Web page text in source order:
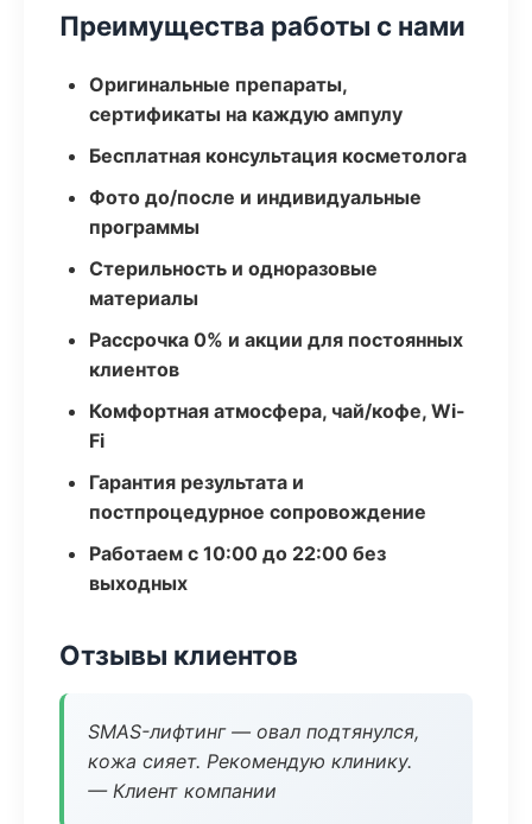
Преимущества работы с нами
Оригинальные препараты,
сертификаты на каждую ампулу
Бесплатная консультация косметолога
Фото до/после и индивидуальные
программы
Стерильность и одноразовые
материалы
Рассрочка 0% и акции для постоянных
клиентов
Комфортная атмосфера, чай/кофе, Wi-
Fi
Гарантия результата и
постпроцедурное сопровождение
Работаем с 10:00 до 22:00 без
выходных
Отзывы клиентов
SMAS-лифтинг — овал подтянулся,
кожа сияет. Рекомендую клинику.
— Клиент компании